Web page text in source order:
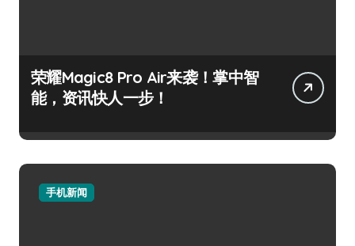
荣耀Magic8 Pro Air来袭！掌中智
能，资讯快人一步！
手机新闻